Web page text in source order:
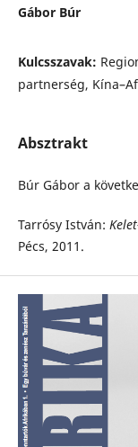
Gábor Búr
Kulcsszavak:
partnerség,
Absztrakt
Búr Gábor a
Tarrósy István:
Pécs, 2011.